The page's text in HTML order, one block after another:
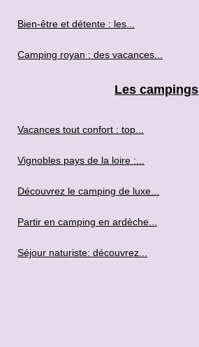
Bien-être et détente : les...
Camping royan : des vacances...
Les campings
Vacances tout confort : top...
Vignobles pays de la loire :...
Découvrez le camping de luxe...
Partir en camping en ardèche...
Séjour naturiste: découvrez...